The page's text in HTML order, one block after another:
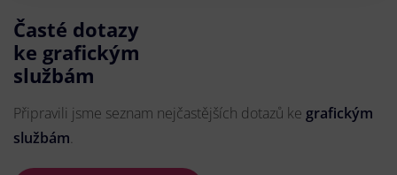
Časté dotazy
ke grafickým
službám
Připravili jsme seznam nejčastějších dotazů ke grafickým
službám.